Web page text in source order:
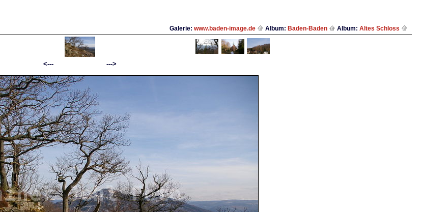
Galerie: www.baden-image.de Album: Baden-Baden Album: Altes Schloss
<--- --->